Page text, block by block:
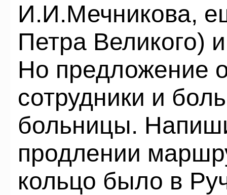
И.И.Мечникова,
Петра Великого)
Но предложение
сотрудники и
больницы.
продлении
кольцо было в